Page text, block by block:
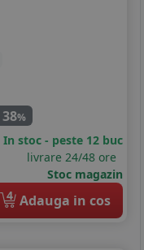
38%
In stoc - peste 12 buc
livrare 24/48 ore
Stoc magazin
4 Adauga in cos